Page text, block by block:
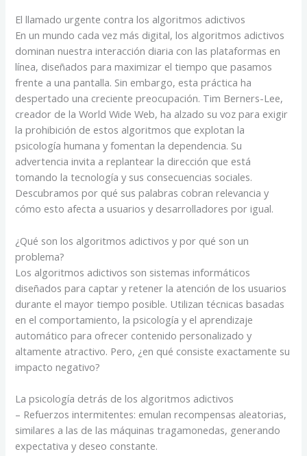
El llamado urgente contra los algoritmos adictivos
En un mundo cada vez más digital, los algoritmos adictivos
dominan nuestra interacción diaria con las plataformas en
línea, diseñados para maximizar el tiempo que pasamos
frente a una pantalla. Sin embargo, esta práctica ha
despertado una creciente preocupación. Tim Berners-Lee,
creador de la World Wide Web, ha alzado su voz para exigir
la prohibición de estos algoritmos que explotan la
psicología humana y fomentan la dependencia. Su
advertencia invita a replantear la dirección que está
tomando la tecnología y sus consecuencias sociales.
Descubramos por qué sus palabras cobran relevancia y
cómo esto afecta a usuarios y desarrolladores por igual.
¿Qué son los algoritmos adictivos y por qué son un
problema?
Los algoritmos adictivos son sistemas informáticos
diseñados para captar y retener la atención de los usuarios
durante el mayor tiempo posible. Utilizan técnicas basadas
en el comportamiento, la psicología y el aprendizaje
automático para ofrecer contenido personalizado y
altamente atractivo. Pero, ¿en qué consiste exactamente su
impacto negativo?
La psicología detrás de los algoritmos adictivos
– Refuerzos intermitentes: emulan recompensas aleatorias,
similares a las de las máquinas tragamonedas, generando
expectativa y deseo constante.